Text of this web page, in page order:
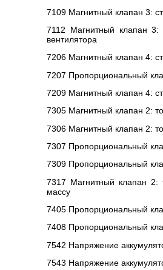
7109 Магнитный клапан 3:
7112 Магнитный клапан
вентилятора
7206 Магнитный клапан 4:
7207 Пропорциональный
7209 Магнитный клапан 4:
7305 Магнитный клапан 2:
7306 Магнитный клапан 2:
7307 Пропорциональный
7309 Пропорциональный
7317 Магнитный клапан 2:
массу
7405 Пропорциональный
7408 Пропорциональный
7542 Напряжение
7543 Напряжение